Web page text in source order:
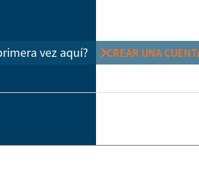
vez aquí? CREAR UNA